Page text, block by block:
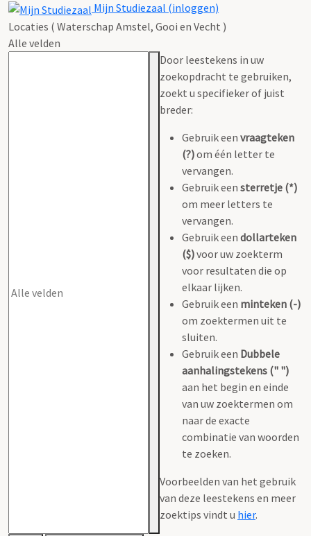
Mijn Studiezaal (inloggen)
Locaties ( Waterschap Amstel, Gooi en Vecht )
Alle velden
Door leestekens in uw
zoekopdracht te gebruiken,
zoekt u specifieker of juist
breder:
Gebruik een vraagteken
(?)om één letter te
vervangen.
Gebruik een sterretje (*)
om meer letters te
vervangen.
Gebruik een dollarteken
($)voor uw zoekterm
voor resultaten die op
elkaar lijken.
Gebruik een minteken (-)
om zoektermen uit te
sluiten.
Gebruik een Dubbele
aanhalingstekens (" ")
aan het begin en einde
van uw zoektermen om
naar de exacte
combinatie van woorden
te zoeken.
Voorbeelden van het gebruik
van deze leestekens en meer
zoektips vindt u hier.